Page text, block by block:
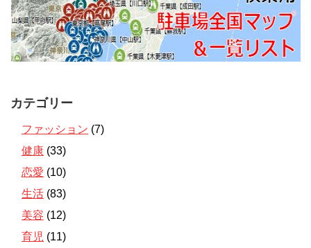
カテゴリー
ファッション (7)
健康 (33)
恋愛 (10)
生活 (83)
美容 (12)
育児 (11)